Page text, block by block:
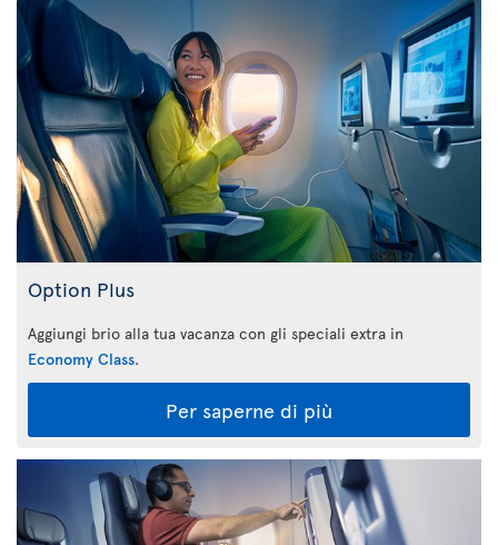
Option Plus
Aggiungi brio alla tua vacanza con gli speciali extra in
Economy Class.
Per saperne di più